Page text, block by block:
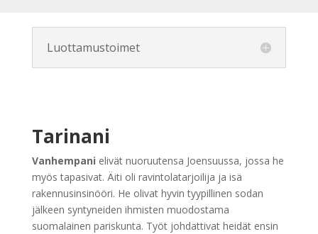
Luottamustoimet
Tarinani
Vanhempani elivät nuoruutensa Joensuussa, jossa he
myös tapasivat. Äiti oli ravintolatarjoilija ja isä
rakennusinsinööri. He olivat hyvin tyypillinen sodan
jälkeen syntyneiden ihmisten muodostama
suomalainen pariskunta. Työt johdattivat heidät ensin